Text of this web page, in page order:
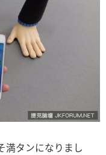
タンになりまし